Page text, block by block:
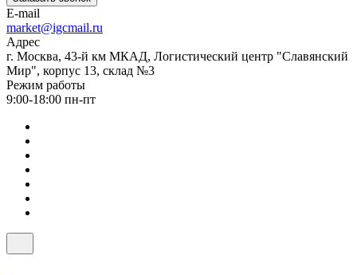
E-mail
market@igcmail.ru
Адрес
г. Москва, 43-й км МКАД, Логистический центр "Славянский
Мир", корпус 13, склад №3
Режим работы
9:00-18:00 пн-пт